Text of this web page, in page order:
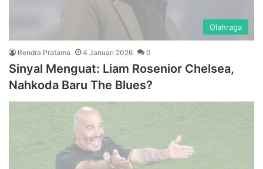
Olahraga
Rendra Pratama 4 Januari 2026 0
Sinyal Menguat: Liam Rosenior Chelsea,
Nahkoda Baru The Blues?